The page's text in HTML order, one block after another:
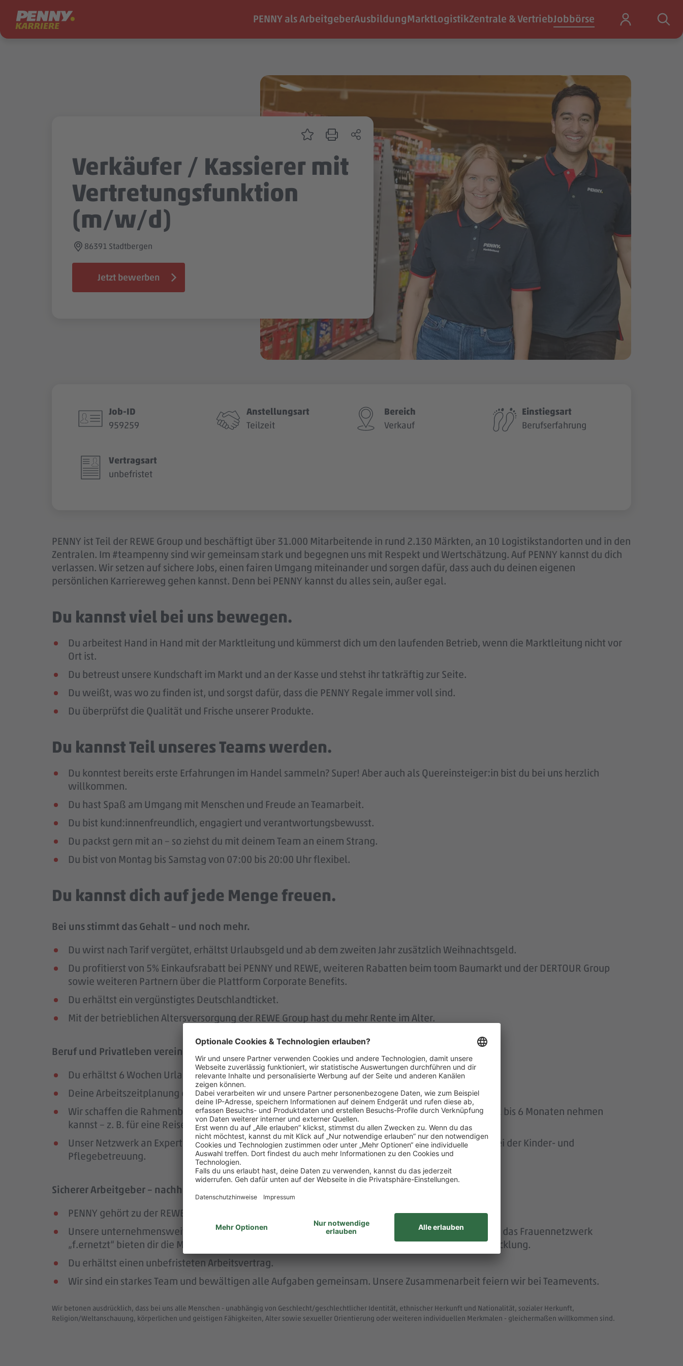
Zum Inhalt springen PENNY als ArbeitgeberAusbildungMarktLogistikZentrale & VertriebJobbörse
Verkäufer / Kassierer mit
Vertretungsfunktion
(m/w/d)
86391 Stadtbergen
Jetzt bewerben
Job-ID
959259
Anstellungsart
Teilzeit
Bereich
Verkauf
Einstiegsart
Berufserfahrung
Vertragsart
unbefristet
PENNY ist Teil der REWE Group und beschäftigt über 31.000 Mitarbeitende in rund 2.130 Märkten, an 10 Logistikstandorten und in den
Zentralen. Im #teampenny sind wir gemeinsam stark und begegnen uns mit Respekt und Wertschätzung. Auf PENNY kannst du dich
verlassen. Wir setzen auf sichere Jobs, einen fairen Umgang miteinander und sorgen dafür, dass auch du deinen eigenen
persönlichen Karriereweg gehen kannst. Denn bei PENNY kannst du alles sein, außer egal.
Du kannst viel bei uns bewegen.
Du arbeitest Hand in Hand mit der Marktleitung und kümmerst dich um den laufenden Betrieb, wenn die Marktleitung nicht vor
Ort ist.
Du betreust unsere Kundschaft im Markt und an der Kasse und stehst ihr tatkräftig zur Seite.
Du weißt, was wo zu finden ist, und sorgst dafür, dass die PENNY Regale immer voll sind.
Du überprüfst die Qualität und Frische unserer Produkte.
Du kannst Teil unseres Teams werden.
Du konntest bereits erste Erfahrungen im Handel sammeln? Super! Aber auch als Quereinsteiger:in bist du bei uns herzlich
willkommen.
Du hast Spaß am Umgang mit Menschen und Freude an Teamarbeit.
Du bist kund:innenfreundlich, engagiert und verantwortungsbewusst.
Du packst gern mit an – so ziehst du mit deinem Team an einem Strang.
Du bist von Montag bis Samstag von 07:00 bis 20:00 Uhr flexibel.
Du kannst dich auf jede Menge freuen.
Bei uns stimmt das Gehalt – und noch mehr.
Du wirst nach Tarif vergütet, erhältst Urlaubsgeld und ab dem zweiten Jahr zusätzlich Weihnachtsgeld.
Du profitierst von 5% Einkaufsrabatt bei PENNY und REWE, weiteren Rabatten beim toom Baumarkt und der DERTOUR Group
sowie weiteren Partnern über die Plattform Corporate Benefits.
Du erhältst ein vergünstigtes Deutschlandticket.
Mit der betrieblichen Altersversorgung der REWE Group hast du mehr Rente im Alter.
Beruf und Privatleben vereinbaren – das unterstützen wir.
Du erhältst 6 Wochen Urlaub pro Jahr.
Deine Arbeitszeitplanung erfolgt in der Regel 2 Wochen im Voraus.
Wir schaffen die Rahmenbedingungen dafür, dass du dir nach 3 Jahren bei PENNY eine Auszeit von 1 bis 6 Monaten nehmen
kannst – z. B. für eine Reise oder einen Hausbau.
Unser Netzwerk an Expert:innen unterstützt dich durch die Vermittlung von Betreuungspersonen bei der Kinder- und
Pflegebetreuung.
Sicherer Arbeitgeber – nachhaltig und menschlich.
PENNY gehört zu der REWE Group, einem der größten Arbeitgeber Deutschlands.
Unsere unternehmensweiten Netzwerke wie das LGBTIQ-Netzwerk „DITO – different together“ und das Frauennetzwerk
„f.ernetzt“ bieten dir die Möglichkeit zum Austausch rund um Karriere und persönliche Weiterentwicklung.
Du erhältst einen unbefristeten Arbeitsvertrag.
Wir sind ein starkes Team und bewältigen alle Aufgaben gemeinsam. Unsere Zusammenarbeit feiern wir bei Teamevents.
Wir betonen ausdrücklich, dass bei uns alle Menschen - unabhängig von Geschlecht/geschlechtlicher Identität, ethnischer Herkunft und Nationalität, sozialer Herkunft,
Religion/Weltanschauung, körperlichen und geistigen Fähigkeiten, Alter sowie sexueller Orientierung oder weiteren individuellen Merkmalen - gleichermaßen willkommen sind.